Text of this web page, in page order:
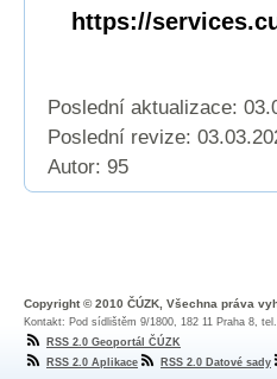
https://
Poslední aktualizace:
Poslední revize:
Autor: 95
Copyright © 2010 ČÚZK, Všechna práva
Kontakt: Pod sídlištěm 9/1800, 182 11 Praha 8,
RSS 2.0 Geoportál ČÚZK
RSS 2.0 Aplikace
RSS 2.0 Datové sady